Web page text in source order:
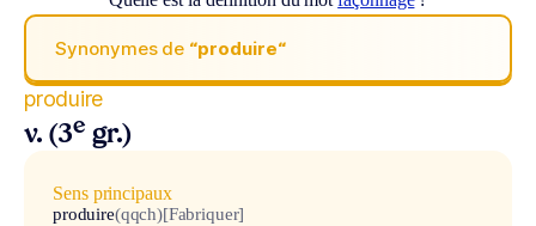
Synonymes de “produire“
produire
v. (3e gr.)
Sens principaux
produire(qqch)[Fabriquer]